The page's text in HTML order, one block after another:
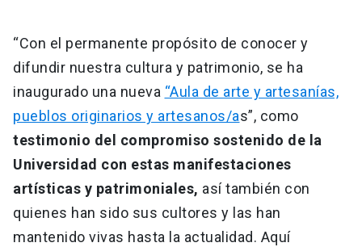
“Con el permanente propósito de conocer y
difundir nuestra cultura y patrimonio, se ha
inaugurado una nueva “Aula de arte y artesanías,
pueblos originarios y artesanos/as”, como
testimonio del compromiso sostenido de la
Universidad con estas manifestaciones
artísticas y patrimoniales, así también con
quienes han sido sus cultores y las han
mantenido vivas hasta la actualidad. Aquí